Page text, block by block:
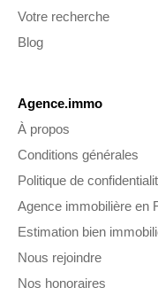
Votre recherche
Blog
Agence.immo
À propos
Conditions générales
Politique de
Agence immobilière en
Estimation bien
Nous rejoindre
Nos honoraires